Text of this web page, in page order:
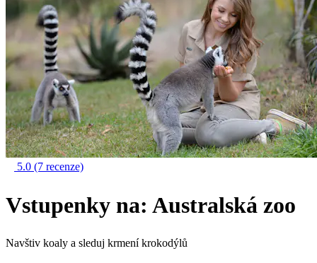
5.0 (7 recenze)
Vstupenky na: Australská zoo
Navštiv koaly a sleduj krmení krokodýlů